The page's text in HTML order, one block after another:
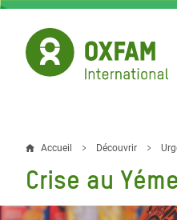
Aller
contenu
principal
Fil
d'Ariane
Accueil Découvrir
Crise au